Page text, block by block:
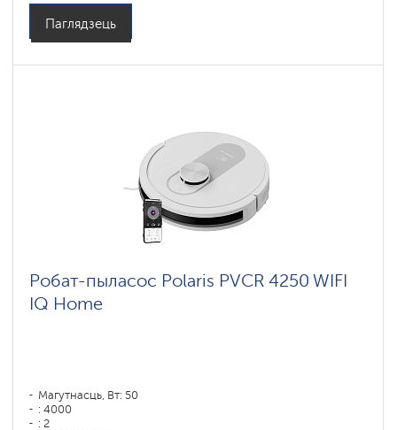
Паглядзець
Робат-пыласос Polaris PVCR 4250 WIFI
IQ Home
Магутнасць, Вт: 50
: 4000
: 2